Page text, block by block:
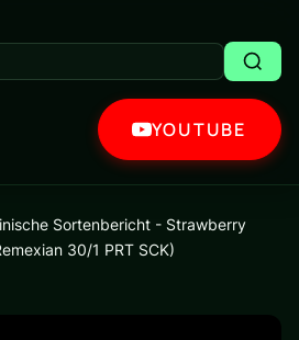
YOUTUBE
Sortenbericht - Strawberry
30/1 PRT SCK)